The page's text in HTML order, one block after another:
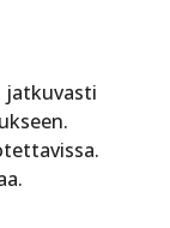
jatkuvasti